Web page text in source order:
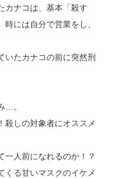
カナコは、基本「殺す
には自分で営業をし、
いたカナコの前に突然刑
…。
殺しの対象者にオススメ
一人前になれるのか！？
くる甘いマスクのイケメ